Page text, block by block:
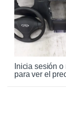
Inicia sesión
para ver el